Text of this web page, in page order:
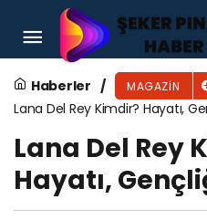
Haberler MAGAZIN
Lana Del Rey Kimdir? Hayatı,
Lana Del Rey
Hayatı,
Beyonce Kimdir?